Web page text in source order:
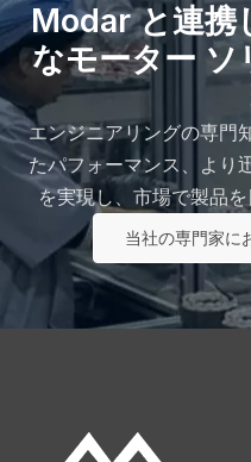
Modar と連携
なモーター ソ
エンジニアリングの専門
たパフォーマンス、より
を実現し、市場で製品
当社の専門家に